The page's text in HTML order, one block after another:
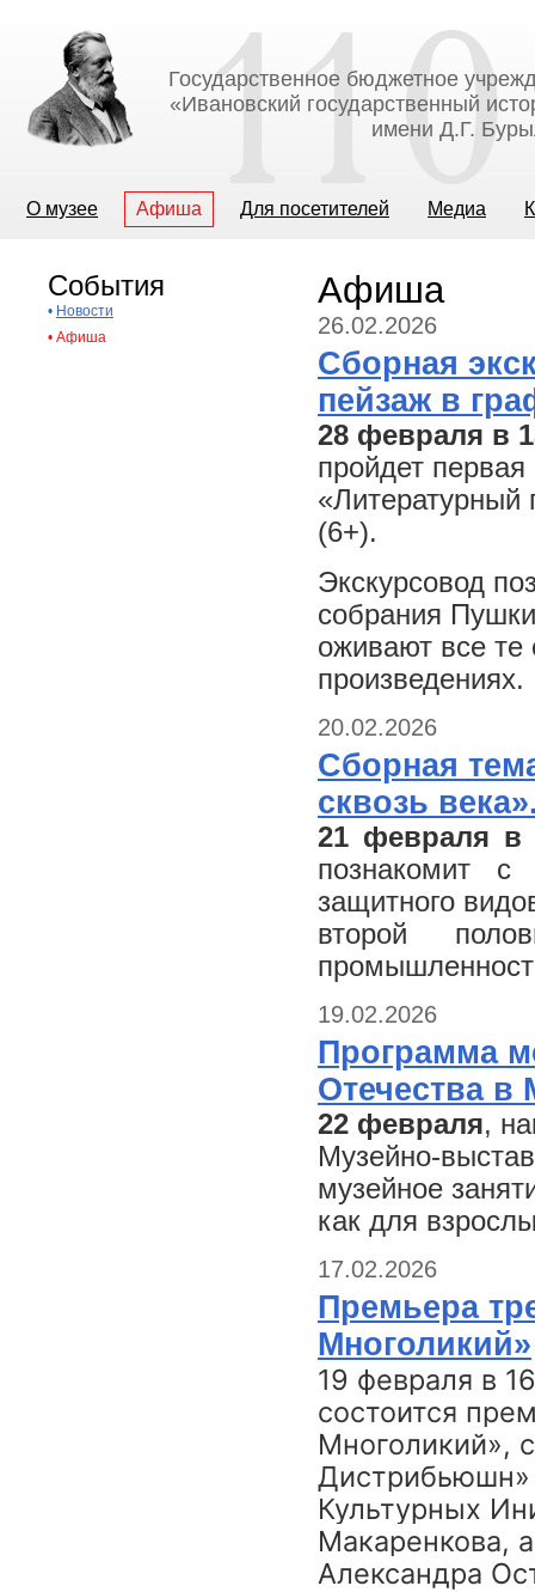
Государственное бюджетное
«Ивановский государственный
имени Д.Г.
О музее Афиша Для посетителей Медиа
События
• Новости
• Афиша
Афиша
26.02.2026
Сборная
пейзаж в
28 февраля в
пройдет первая
«Литературный
(6+).
Экскурсовод
собрания
оживают все
произведениях.
20.02.2026
Сборная
сквозь
21 февраля в
познакомит с
защитного
второй
19.02.2026
Программа
Отечества в
22 февраля,
Музейно-
музейное
как для
17.02.2026
Премьера
Многоликий»
19 февраля в
состоится
Многоликий»,
Дистрибьюшн»
Культурных
Макаренкова,
Александра